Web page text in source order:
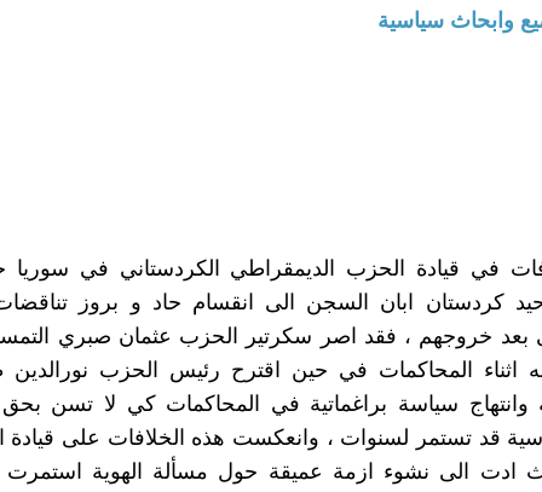
وابحاث سياسية
في قيادة الحزب الديمقراطي الكردستاني في
كردستان ابان السجن الى انقسام حاد و بروز
بعد خروجهم ، فقد اصر سكرتير الحزب عثمان صبري
اثناء المحاكمات في حين اقترح رئيس الحزب
وانتهاج سياسة براغماتية في المحاكمات كي لا تسن بحق
قد تستمر لسنوات ، وانعكست هذه الخلافات على
ادت الى نشوء ازمة عميقة حول مسألة الهوية استمرت